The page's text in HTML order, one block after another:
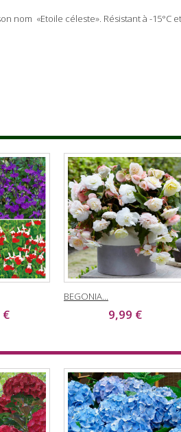
nom «Etoile céleste». Résistant à -15°C
€
BEGONIA...
9,99 €